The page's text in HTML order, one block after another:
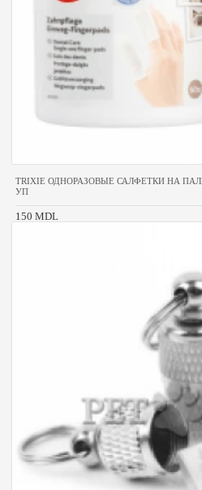
TRIXIE ОДНОРАЗОВЫЕ САЛФЕТКИ НА
УП
150 MDL